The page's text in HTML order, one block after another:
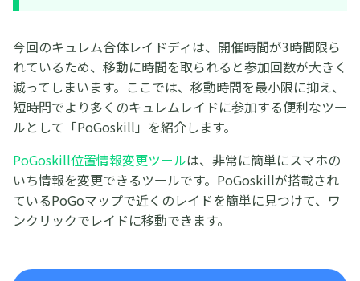
今回のキュレム合体レイドディは、開催時間が3時間限ら
れているため、移動に時間を取られると参加回数が大きく
減ってしまいます。ここでは、移動時間を最小限に抑え、
短時間でより多くのキュレムレイドに参加する便利なツー
ルとして「PoGoskill」を紹介します。
PoGoskill位置情報変更ツールは、非常に簡単にスマホの
いち情報を変更できるツールです。PoGoskillが搭載され
ているPoGoマップで近くのレイドを簡単に見つけて、ワ
ンクリックでレイドに移動できます。